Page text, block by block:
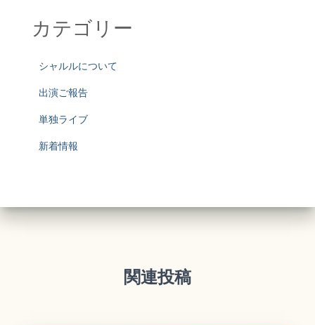
カテゴリー
シャルルについて
出演ご報告
単独ライブ
新着情報
関連投稿